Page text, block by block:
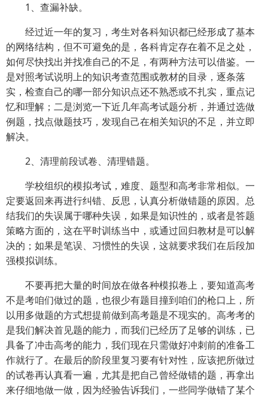
1、查漏补缺。
经过近一年的复习，考生对各科知识都已经形成了基本
的网络结构，但不可避免的是，各科肯定存在着不足之处，
如何尽快找出并找准自己的不足，有两种方法可以借鉴。一
是对照考试说明上的知识考查范围或教材的目录，逐条落
实，检查自己的哪一部分知识点还不熟悉或不扎实，重点记
忆和理解；二是浏览一下近几年高考试题分析，并通过选做
例题，找点做题技巧，发现自己在相关知识的不足，并立即
解决。
2、清理前段试卷、清理错题。
学校组织的模拟考试，难度、题型和高考非常相似。一
定要返回来再进行纠错、反思，认真分析做错题的原因。总
结我们的失误属于哪种失误，如果是知识性的，或者是答题
策略方面的，这在平时训练当中，或通过回归教材是可以解
决的；如果是笔误、习惯性的失误，这就要求我们在后段加
强模拟训练。
不要再把大量的时间放在做各种模拟卷上，要知道高考
不是考咱们做过的题，也很少有题目撞到咱们的枪口上，所
以用多做题的方式想提前做到高考题是不现实的。高考考的
是我们解决首见题的能力，而我们已经历了足够的训练，已
具备了冲击高考的能力，我们现在只需做好冲刺前的准备工
作就行了。在最后的阶段里复习要有针对性，应该把所做过
的试卷再认真看一遍，尤其是把自己曾经做错的题，再拿出
来仔细地做一做，因为经验告诉我们，一些同学做错了某个